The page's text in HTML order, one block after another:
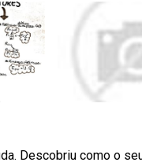
Descobriu como o